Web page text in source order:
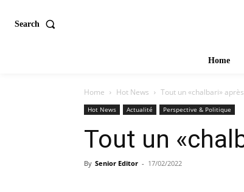
Search
Home
Home Hot News Tout un «chalbari»
Hot News Actualité Perspective & Politique
Tout un
By Senior Editor - 17/02/2022